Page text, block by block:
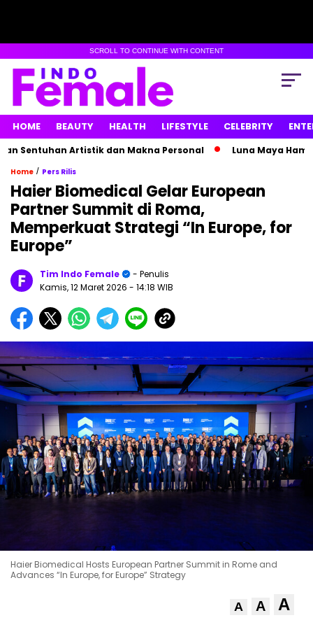
SCROLL TO CONTINUE WITH CONTENT
HOME BEAUTY HEALTH LIFESTYLE CELEBRITY
Artistik dan Makna Personal Luna Maya Hamil
Home / Pers Rilis
Haier Biomedical Gelar European
Partner Summit di Roma,
Memperkuat Strategi “In Europe, for
Europe”
Tim Indo Female
- Penulis
Kamis, 12 Maret 2026 - 14:18 WIB
Haier Biomedical Hosts European Partner Summit in Rome and
Advances “In Europe, for Europe” Strategy
A A A